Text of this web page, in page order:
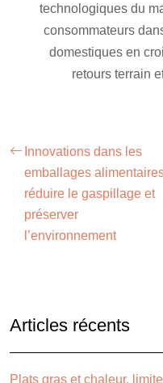
technologiques du
consommateurs
domestiques en
retours terrain
Innovations dans les
emballages
réduire le gaspillage et
préserver
l’environnement
Articles récents
Plats gras et chaleur,